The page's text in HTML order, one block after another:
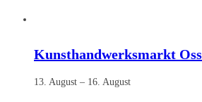
Kunsthandwerksmarkt
13. August – 16. August